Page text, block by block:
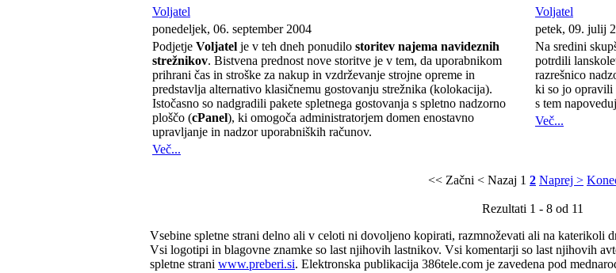
Voljatel
ponedeljek, 06. september 2004
Podjetje Voljatel je v teh dneh ponudilo storitev najema navideznih
strežnikov. Bistvena prednost nove storitve je v tem, da uporabnikom
prihrani čas in stroške za nakup in vzdrževanje strojne opreme in
predstavlja alternativo klasičnemu gostovanju strežnika (kolokacija).
Istočasno so nadgradili pakete spletnega gostovanja s spletno nadzorno
ploščo (cPanel), ki omogoča administratorjem domen enostavno
upravljanje in nadzor uporabniških računov.
Več...
Voljatel
petek, 09. julij
Na sredini
potrdili
razrešnico
ki so jo opravili
s tem
Več...
<< Začni < Nazaj 1 2 Naprej >
Rezultati 1 - 8 od 11
Vsebine spletne strani delno ali v celoti ni dovoljeno kopirati, razmnoževati ali na katerikoli
Vsi logotipi in blagovne znamke so last njihovih lastnikov. Vsi komentarji so last njihovih
spletne strani www.preberi.si. Elektronska publikacija 386tele.com je zavedena pod